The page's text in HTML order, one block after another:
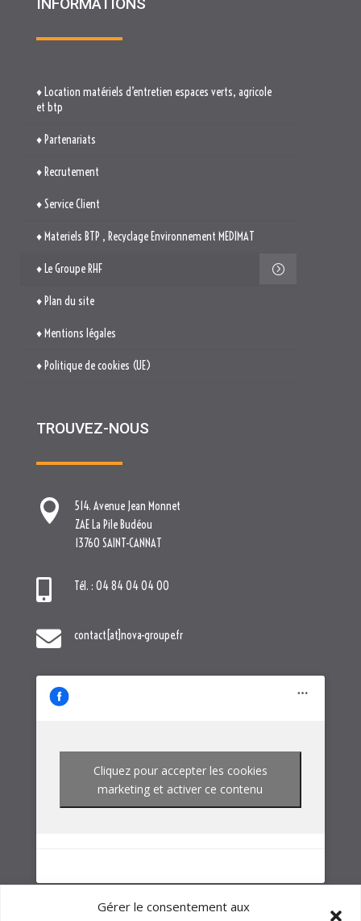
Gérer le consentement aux
♦ Partenariats
♦ Recrutement
♦ Materiels BTP , Recyclage Environnement MEDIMAT
♦ Le Groupe RHF
♦ Plan du site
♦ Mentions légales
♦ Politique de cookies (UE)
TROUVEZ-NOUS
514. Avenue Jean Monnet

 contact[at]nova-groupe.fr
Cliquez pour accepter les cookies